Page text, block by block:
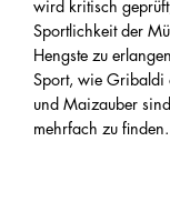
wird kritisch
Sportlichkeit der
Hengste zu
Sport, wie Gribaldi
und Maizauber
mehrfach zu finden.